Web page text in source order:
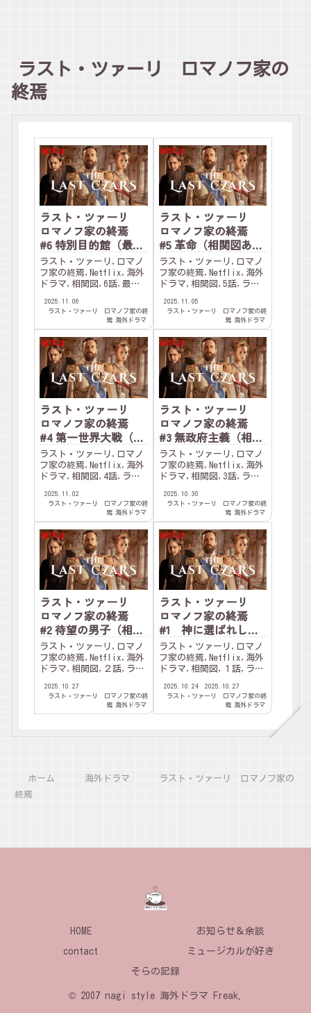
ラスト・ツァーリ ロマノフ家の
終焉
ラスト・ツァーリ
ロマノフ家の終焉
#6 特別目的館（最終
話 / 相関図あり）
ラスト・ツァーリ,ロマノ
フ家の終焉,Netflix,海外
ドラマ,相関図,6話,最終
コライ２世,アレクサンド
リア,ロシア,歴史,血友
病,皇太子アレクセイ,イ
パチョフ館,レーニン,ボ
ルシェビキ,ザ・クラウ
ン,
2025.11.06
ラスト・ツァーリ ロマノフ家の終
焉
海外ドラマ
ラスト・ツァーリ
ロマノフ家の終焉
#5 革命（相関図あ
り）
ラスト・ツァーリ,ロマノ
フ家の終焉,Netflix,海外
ドラマ,相関図,5話,ラス
２世,アレクサンドリア,
ロシア,歴史,血友病,皇太
子アレクセイ,イパチョフ
館,レーニン,ボルシェビ
キ,
2025.11.05
ラスト・ツァーリ ロマノフ家の終
焉 海外ドラマ
ラスト・ツァーリ
ロマノフ家の終焉
#4 第一世界大戦（相
関図あり）
ラスト・ツァーリ,ロマノ
フ家の終焉,Netflix,海外
ドラマ,相関図,4話,ラス
２世,アレクサンドリア,
ロシア,歴史,血友病,皇太
子アレクセイ,イパチョフ
館,
2025.11.02
ラスト・ツァーリ ロマノフ家の終
焉
海外ドラマ
ラスト・ツァーリ
ロマノフ家の終焉
#3 無政府主義（相関
図あり）
ラスト・ツァーリ,ロマノ
フ家の終焉,Netflix,海外
ドラマ,相関図,3話,ラス
２世,アレクサンドリア,
ロシア,歴史,血友病,皇太
子アレクセイ,イパチョフ
館,
2025.10.30
ラスト・ツァーリ ロマノフ家の終
焉 海外ドラマ
ラスト・ツァーリ
ロマノフ家の終焉
#2 待望の男子（相関
図あり）
ラスト・ツァーリ,ロマノ
フ家の終焉,Netflix,海外
ドラマ,相関図,２話,ラス
２世,アレクサンドリア,
ロシア,歴史,血友病,皇太
子アレクセイ,イパチョフ
2025.10.27
ラスト・ツァーリ ロマノフ家の終
焉
海外ドラマ
ラスト・ツァーリ
ロマノフ家の終焉
#1 神に選ばれし者
（相関図あり）
ラスト・ツァーリ,ロマノ
フ家の終焉,Netflix,海外
ドラマ,相関図,１話,ラス
２世,アレクサンドリア,
ロシア,歴史,血友病,皇太
子アレクセイ,イパチョフ
2025.10.24
2025.10.27
ラスト・ツァーリ ロマノフ家の終
焉 海外ドラマ
ホーム 海外ドラマ
ラスト・ツァーリ ロマノフ家の
終焉
HOME お知らせ＆余談
contact ミュージカルが好き
そらの記録
© 2007 nagi style 海外ドラマ Freak.